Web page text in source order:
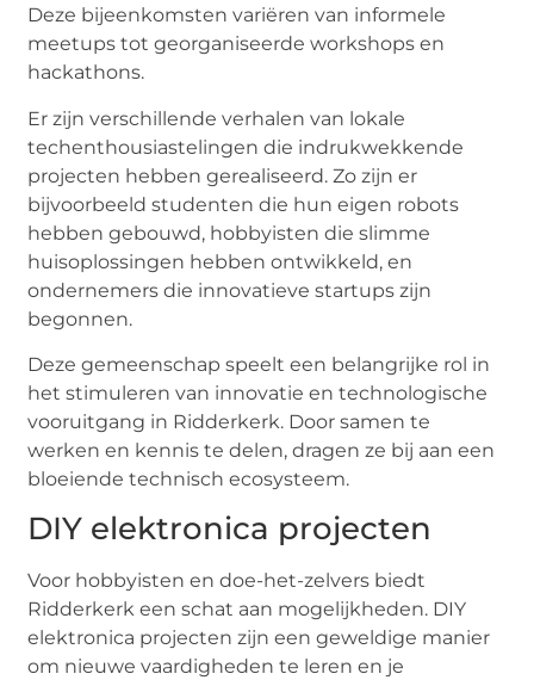
Deze bijeenkomsten variëren van informele
meetups tot georganiseerde workshops en
hackathons.
Er zijn verschillende verhalen van lokale
techenthousiastelingen die indrukwekkende
projecten hebben gerealiseerd. Zo zijn er
bijvoorbeeld studenten die hun eigen robots
hebben gebouwd, hobbyisten die slimme
huisoplossingen hebben ontwikkeld, en
ondernemers die innovatieve startups zijn
begonnen.
Deze gemeenschap speelt een belangrijke rol in
het stimuleren van innovatie en technologische
vooruitgang in Ridderkerk. Door samen te
werken en kennis te delen, dragen ze bij aan een
bloeiende technisch ecosysteem.
DIY elektronica projecten
Voor hobbyisten en doe-het-zelvers biedt
Ridderkerk een schat aan mogelijkheden. DIY
elektronica projecten zijn een geweldige manier
om nieuwe vaardigheden te leren en je